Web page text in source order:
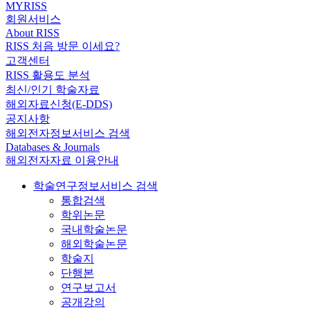
MYRISS
회원서비스
About RISS
RISS 처음 방문 이세요?
고객센터
RISS 활용도 분석
최신/인기 학술자료
해외자료신청(E-DDS)
공지사항
해외전자정보서비스 검색
Databases & Journals
해외전자자료 이용안내
학술연구정보서비스 검색
통합검색
학위논문
국내학술논문
해외학술논문
학술지
단행본
연구보고서
공개강의